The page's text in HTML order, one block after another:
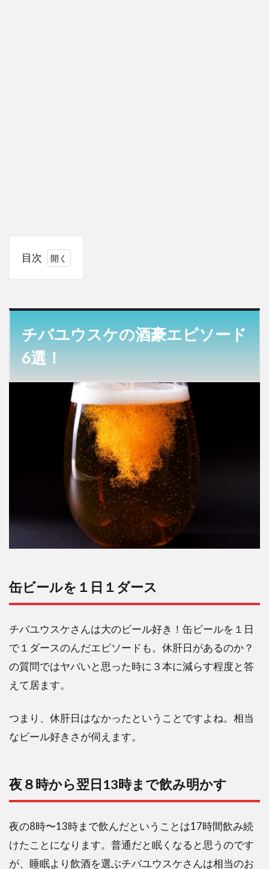
目次
の酒
豪エ
ピソ
ード
ら翌
で飲
み明
1.3
チン
ザノ
を1晩
で2本
る
1.4
て「お
かわ
1.5
サッ
カー
チバユウスケの酒豪エピソード
6選！
缶ビールを１日１ダース
チバユウスケさんは大のビール好き！缶ビールを１日
で１ダースのんだエピソードも。休肝日があるのか？
の質問ではヤバいと思った時に３本に減らす程度と答
えて居ます。
つまり、休肝日はなかったということですよね。相当
なビール好きさが伺えます。
夜８時から翌日13時まで飲み明かす
夜の8時〜13時まで飲んだということは17時間飲み続
けたことになります。普通だと眠くなると思うのです
が、睡眠より飲酒を選ぶチバユウスケさんは相当のお